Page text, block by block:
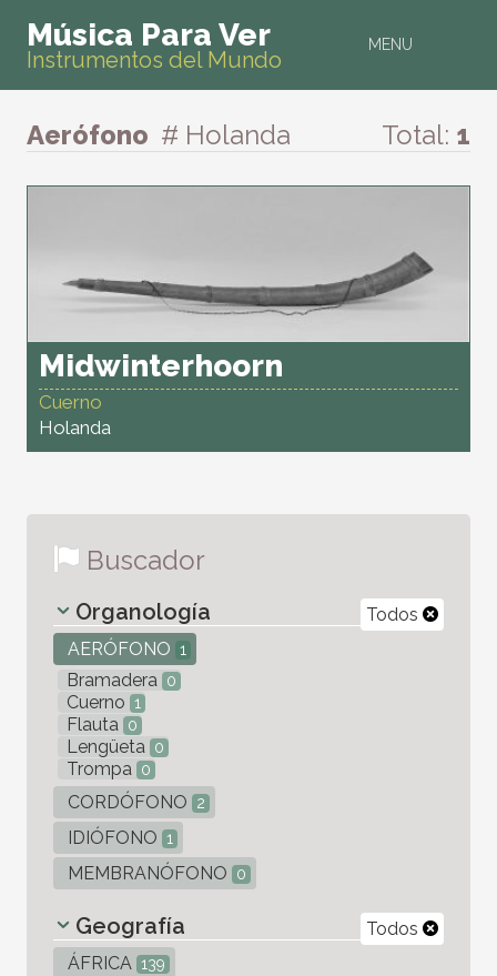
MENU
Música Para Ver
Instrumentos del Mundo
Aerófono # Holanda Total: 1
Midwinterhoorn
Cuerno
Holanda
Buscador
Todos
Organología
AERÓFONO 1
Bramadera 0
Cuerno 1
Flauta 0
Lengüeta 0
Trompa 0
CORDÓFONO 2
IDIÓFONO 1
MEMBRANÓFONO 0
Todos
Geografía
ÁFRICA 139